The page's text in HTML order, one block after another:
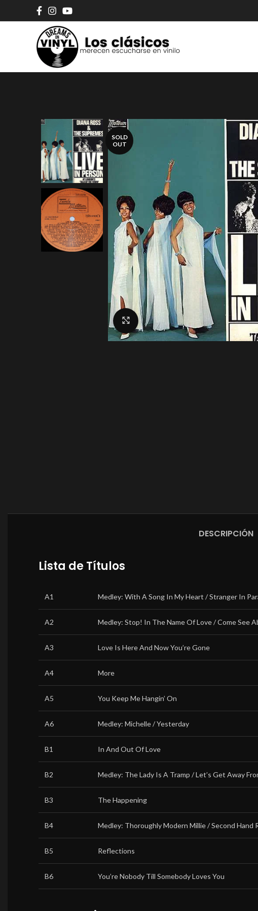
SOLD
OUT
Click to enlarge
DESCRIPCIÓN
Lista de Títulos
A1 Medley: With A Song In My Heart / Stranger In
A2 Medley: Stop! In The Name Of Love / Come See
A3 Love Is Here And Now You’re Gone
A4 More
A5 You Keep Me Hangin’ On
A6 Medley: Michelle / Yesterday
B1 In And Out Of Love
B2 Medley: The Lady Is A Tramp / Let’s Get Away
B3 The Happening
B4 Medley: Thoroughly Modern Millie / Second Hand
B5 Reflections
B6 You’re Nobody Till Somebody Loves You